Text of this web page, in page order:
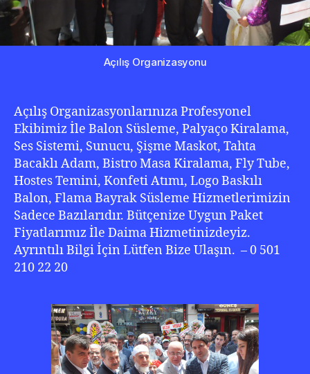
Açılış Organizasyonu
Açılış Organizasyonlarınıza Profesyonel
Ekibimiz İle Balon Süsleme, Palyaço Kiralama,
Ses Sistemi, Sunucu, Şişme Maskot, Tahta
Bacaklı Adam, Bistro Masa Kiralama, Fly Tube,
Hostes Temini, Konfeti Atımı, Logo Baskılı
Balon, Flama Bayrak Süsleme Hizmetlerimizin
Sadece Bazılarıdır. Bütçenize Uygun Paket
Fiyatlarımız İle Daima Hizmetinizdeyiz.
Ayrıntılı Bilgi İçin Lütfen Bize Ulaşın. – 0 501
210 22 20